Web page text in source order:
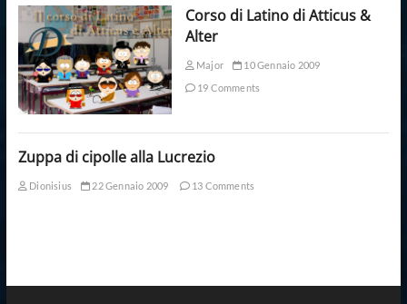
Corso di Latino di Atticus &
Alter
Major
10 Gennaio 2009
19 Comments
Zuppa di cipolle alla Lucrezio
Dionisius 22 Gennaio 2009 13 Comments